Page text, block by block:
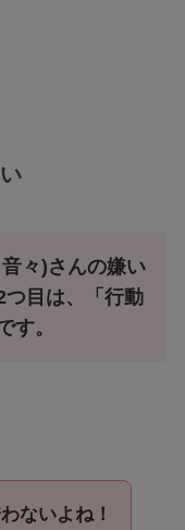
々)さんの嫌い
つ目は、「行動
す。
ないよね！